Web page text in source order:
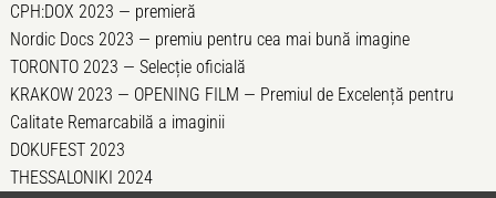
CPH:DOX 2023 — premieră
Nordic Docs 2023 — premiu pentru cea mai bună imagine
TORONTO 2023 — Selecție oficială
KRAKOW 2023 — OPENING FILM — Premiul de Excelență pentru
Calitate Remarcabilă a imaginii
DOKUFEST 2023
THESSALONIKI 2024